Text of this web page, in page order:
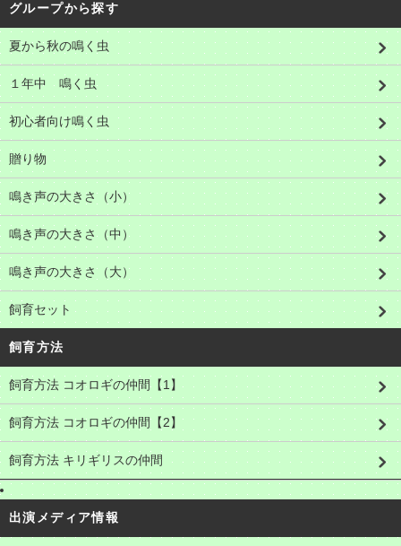
グループから探す
夏から秋の鳴く虫
１年中 鳴く虫
初心者向け鳴く虫
贈り物
鳴き声の大きさ（小）
鳴き声の大きさ（中）
鳴き声の大きさ（大）
飼育セット
飼育方法
飼育方法 コオロギの仲間【1】
飼育方法 コオロギの仲間【2】
飼育方法 キリギリスの仲間
出演メディア情報